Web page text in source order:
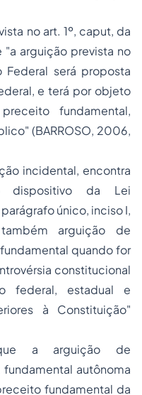
no art. 1º, caput, da
arguição prevista no
Federal será proposta
e terá por objeto
fundamental,
(BARROSO, 2006,
incidental, encontra
dispositivo da Lei
único, inciso I,
arguição de
quando for
constitucional
federal, estadual e
à Constituição"
a arguição de
autônoma
fundamental da